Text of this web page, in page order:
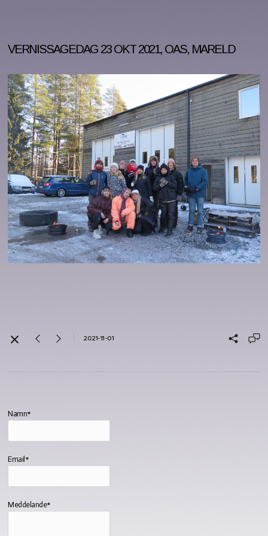
VERNISSAGEDAG 23 OKT 2021, OAS, MARELD
2021-11-01
Namn*
Email*
Meddelande*